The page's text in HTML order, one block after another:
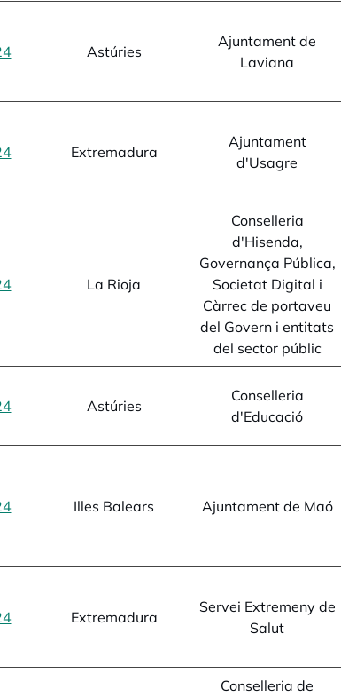
opens in a new tab
Astúries
Ajuntament de
Laviana
opens in a new tab
Extremadura
Ajuntament
d'Usagre
opens in a new tab
La Rioja
Conselleria
d'Hisenda,
Governança Pública,
Societat Digital i
Càrrec de portaveu
del Govern i entitats
del sector públic
opens in a new tab
Astúries
Conselleria
d'Educació
opens in a new tab
Illes Balears Ajuntament de Maó
opens in a new tab
Extremadura
Servei Extremeny de
Salut
Conselleria de